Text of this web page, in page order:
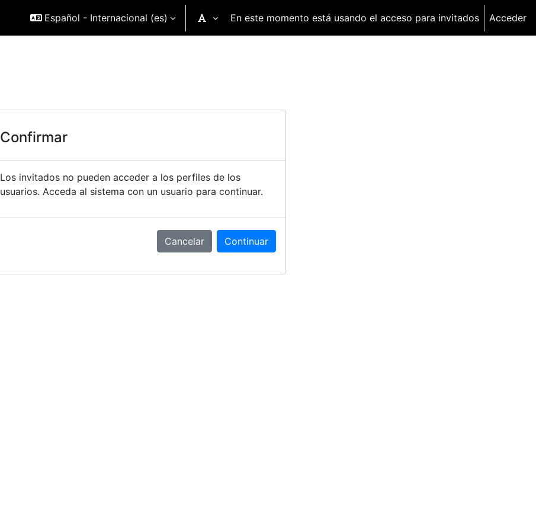
Español - Internacional ‎(es)‎ En este momento está usando el acceso para invitados Acceder
Confirmar
Los invitados no pueden acceder a los perfiles de los
usuarios. Acceda al sistema con un usuario para continuar.
Cancelar Continuar